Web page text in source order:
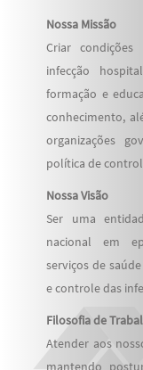
Nossa Missão
Criar
infecção
formação e
conhecimento,
organizações
política de
Nossa Visão
Ser uma
nacional em
serviços de
e controle das
Filosofia de
Atender aos
mantendo